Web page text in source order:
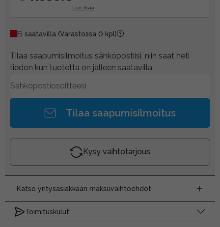
Lue lisää
Ei saatavilla (Varastossa 0 kpl)
Tilaa saapumisilmoitus sähköpostiisi, niin saat heti
tiedon kun tuotetta on jälleen saatavilla.
Tilaa saapumisilmoitus
Kysy vaihtotarjous
Katso yritysasiakkaan maksuvaihtoehdot
Toimituskulut: